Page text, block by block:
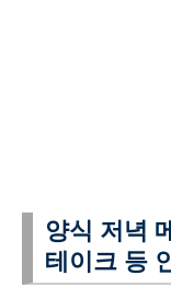
양식 저녁
테이크 등